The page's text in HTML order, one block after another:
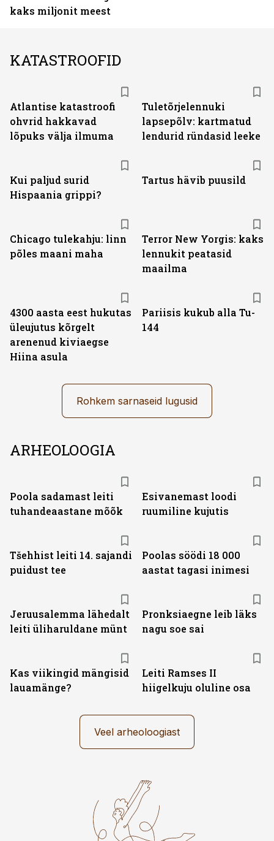
kaks miljonit meest
KATASTROOFID
Atlantise katastroofi
ohvrid hakkavad
lõpuks välja ilmuma
Tuletõrjelennuki
lapsepõlv: kartmatud
lendurid ründasid leeke
Kui paljud surid
Hispaania grippi?
Tartus hävib puusild
Chicago tulekahju: linn
põles maani maha
Terror New Yorgis: kaks
lennukit peatasid
maailma
4300 aasta eest hukutas
üleujutus kõrgelt
arenenud kiviaegse
Hiina asula
Pariisis kukub alla Tu-
144
Rohkem sarnaseid lugusid
ARHEOLOOGIA
Poola sadamast leiti
tuhandeaastane mõõk
Esivanemast loodi
ruumiline kujutis
Tšehhist leiti 14. sajandi
puidust tee
Poolas söödi 18 000
aastat tagasi inimesi
Jeruusalemma lähedalt
leiti üliharuldane münt
Pronksiaegne leib läks
nagu soe sai
Kas viikingid mängisid
lauamänge?
Leiti Ramses II
hiigelkuju oluline osa
Veel arheoloogiast